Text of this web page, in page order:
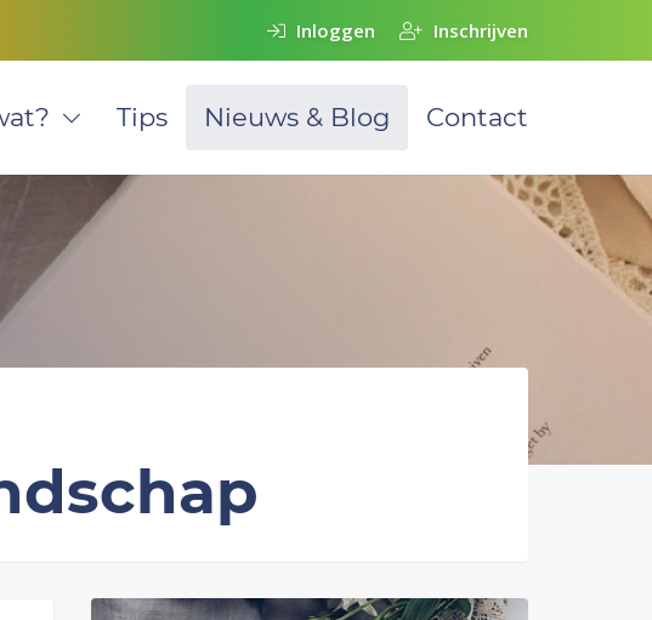
Inloggen Inschrijven
Tips Nieuws & Blog Contact